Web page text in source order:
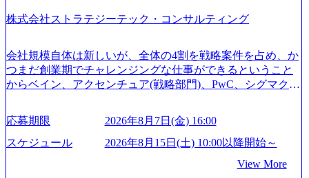
株式会社ストラテジーテック・コンサルティング
会社規模自体は新しいが、全体の4割を戦略案件を占め、か
つまだ創業期でチャレンジングな仕事ができるということ
からベイン、アクセンチュア(戦略部門)、PwC、シグマクシ
が続々ジョインするピュアな戦略を伸ばす新興ファーム。
事業会社機能へ携われる可能性※SaaSプロダクト、地方創
生、メディアなど リモート比率99%、福岡や北海道在中者
業、通信業界に強みがあり、ヘルスケアな業界は広げてい
応募期限
2026年8月7日(金) 16:00
スケジュール
2026年8月15日(土) 10:00以降開始～
View More